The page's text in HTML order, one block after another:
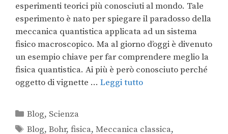
esperimenti teorici più conosciuti al mondo. Tale
esperimento è nato per spiegare il paradosso della
meccanica quantistica applicata ad un sistema
fisico macroscopico. Ma al giorno d’oggi è divenuto
un esempio chiave per far comprendere meglio la
fisica quantistica. Ai più è però conosciuto perché
oggetto di vignette … Leggi tutto
Blog, Scienza
Blog,Bohr,fisica,Meccanica classica,